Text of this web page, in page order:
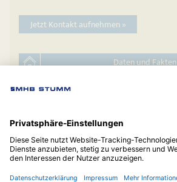
Jetzt Kontakt aufnehmen »
Daten und Fakten